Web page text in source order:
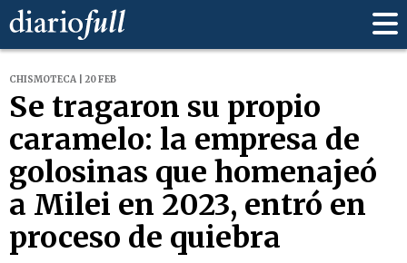
CHISMOTECA | 20 FEB
Se tragaron su propio
caramelo: la empresa de
golosinas que homenajeó
a Milei en 2023, entró en
proceso de quiebra